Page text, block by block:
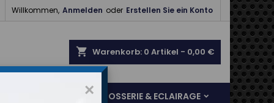
Willkommen, Anmelden oder Erstellen Sie ein Konto
shopping_cart Warenkorb: 0 Artikel - 0,00 €
& FREINAGE CARROSSERIE & ECLAIRAGE
×